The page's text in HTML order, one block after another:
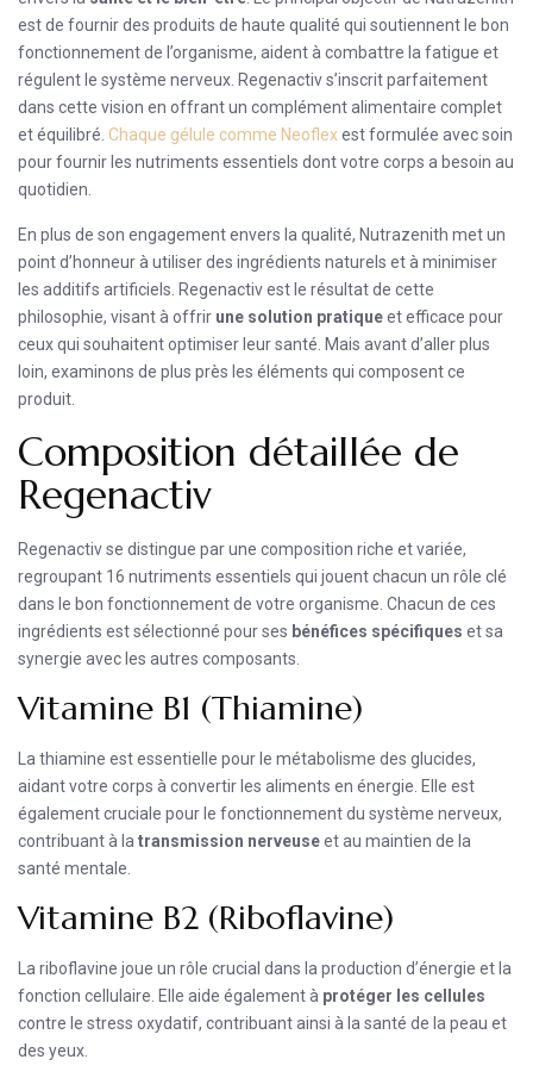
est de fournir des produits de haute qualité qui soutiennent le bon
fonctionnement de l’organisme, aident à combattre la fatigue et
régulent le système nerveux. Regenactiv s’inscrit parfaitement
dans cette vision en offrant un complément alimentaire complet
et équilibré. Chaque gélule comme Neoflexest formulée avec soin
pour fournir les nutriments essentiels dont votre corps a besoin au
quotidien.
En plus de son engagement envers la qualité, Nutrazenith met un
point d’honneur à utiliser des ingrédients naturels et à minimiser
les additifs artificiels. Regenactiv est le résultat de cette
philosophie, visant à offrir une solution pratiqueet efficace pour
ceux qui souhaitent optimiser leur santé. Mais avant d’aller plus
loin, examinons de plus près les éléments qui composent ce
produit.
Composition détaillée de
Regenactiv
Regenactiv se distingue par une composition riche et variée,
regroupant 16 nutriments essentiels qui jouent chacun un rôle clé
dans le bon fonctionnement de votre organisme. Chacun de ces
ingrédients est sélectionné pour ses bénéfices spécifiques et sa
synergie avec les autres composants.
Vitamine B1 (Thiamine)
La thiamine est essentielle pour le métabolisme des glucides,
aidant votre corps à convertir les aliments en énergie. Elle est
également cruciale pour le fonctionnement du système nerveux,
contribuant à latransmission nerveuseet au maintien de la
santé mentale.
Vitamine B2 (Riboflavine)
La riboflavine joue un rôle crucial dans la production d’énergie et la
fonction cellulaire. Elle aide également à protéger les cellules
contre le stress oxydatif, contribuant ainsi à la santé de la peau et
des yeux.